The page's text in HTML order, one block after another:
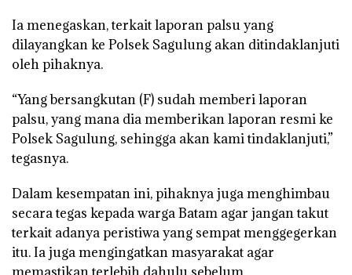
Ia menegaskan, terkait laporan palsu yang
dilayangkan ke Polsek Sagulung akan ditindaklanjuti
oleh pihaknya.
“Yang bersangkutan (F) sudah memberi laporan
palsu, yang mana dia memberikan laporan resmi ke
Polsek Sagulung, sehingga akan kami tindaklanjuti,”
tegasnya.
Dalam kesempatan ini, pihaknya juga menghimbau
secara tegas kepada warga Batam agar jangan takut
terkait adanya peristiwa yang sempat menggegerkan
itu. Ia juga mengingatkan masyarakat agar